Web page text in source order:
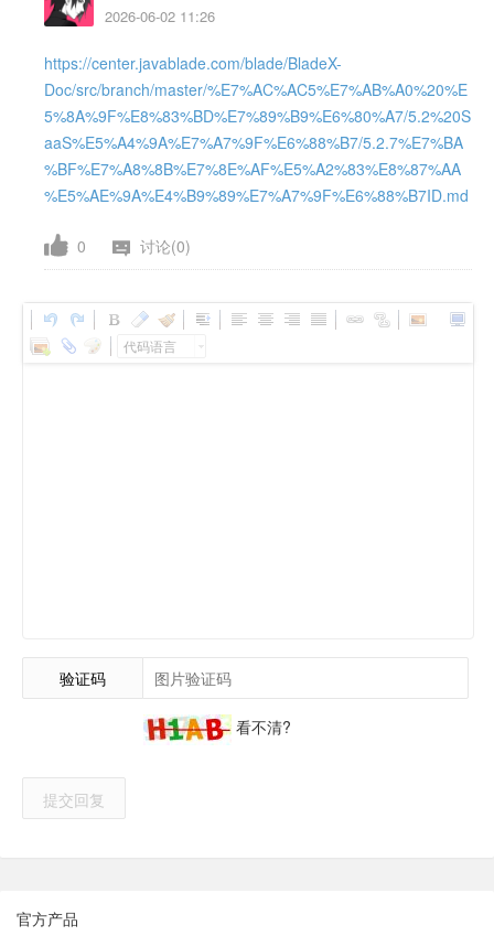
2026-06-02 11:26
https://center.javablade.com/blade/BladeX-
Doc/src/branch/master/%E7%AC%AC5%E7%AB%A0%20%E
5%8A%9F%E8%83%BD%E7%89%B9%E6%80%A7/5.2%20S
aaS%E5%A4%9A%E7%A7%9F%E6%88%B7/5.2.7%E7%BA
%BF%E7%A8%8B%E7%8E%AF%E5%A2%83%E8%87%AA
%E5%AE%9A%E4%B9%89%E7%A7%9F%E6%88%B7ID.md
0 讨论(0)
代码语言
验证码
看不清?
提交回复
官方产品